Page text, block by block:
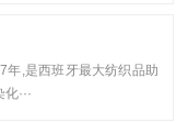
年,是西班牙最大纺织品助
···